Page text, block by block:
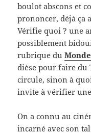
boulot abscons et
prononcer, déjà ça
Vérifie quoi ? une
possiblement
rubrique duMonde
dièse pour faire du
circule, sinon à
invite à vérifier
On a connu au
incarné avec son